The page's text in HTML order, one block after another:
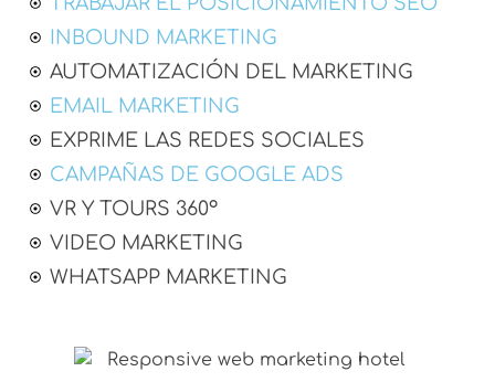
INBOUND MARKETING
AUTOMATIZACIÓN DEL MARKETING
EMAIL MARKETING
EXPRIME LAS REDES SOCIALES
CAMPAÑAS DE GOOGLE ADS
VR Y TOURS 360º
VIDEO MARKETING
WHATSAPP MARKETING